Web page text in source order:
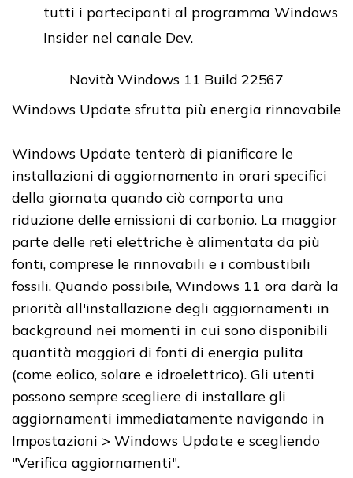
tutti i partecipanti al programma Windows
Insider nel canale Dev.
Novità Windows 11 Build 22567
Windows Update sfrutta più energia rinnovabile
Windows Update tenterà di pianificare le
installazioni di aggiornamento in orari specifici
della giornata quando ciò comporta una
riduzione delle emissioni di carbonio. La maggior
parte delle reti elettriche è alimentata da più
fonti, comprese le rinnovabili e i combustibili
fossili. Quando possibile, Windows 11 ora darà la
priorità all'installazione degli aggiornamenti in
background nei momenti in cui sono disponibili
quantità maggiori di fonti di energia pulita
(come eolico, solare e idroelettrico). Gli utenti
possono sempre scegliere di installare gli
aggiornamenti immediatamente navigando in
Impostazioni > Windows Update e scegliendo
"Verifica aggiornamenti".